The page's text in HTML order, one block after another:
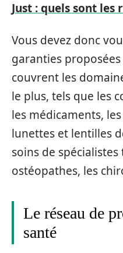
Just : quels sont les
Vous devez donc
garanties
couvrent les
le plus, tels que les
les médicaments,
lunettes et lentilles
soins de spécialistes
ostéopathes, les
Le réseau de
santé